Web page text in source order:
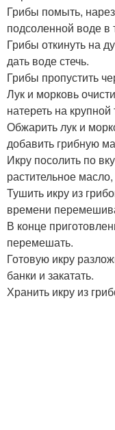
Грибы помыть,
подсоленной воде в
Грибы откинуть на
дать воде стечь.
Грибы пропустить
Лук и морковь
натереть на крупной
Обжарить лук и
добавить грибную
Икру посолить по
растительное
Тушить икру из
времени
В конце
перемешать.
Готовую икру
банки и закатать.
Хранить икру из